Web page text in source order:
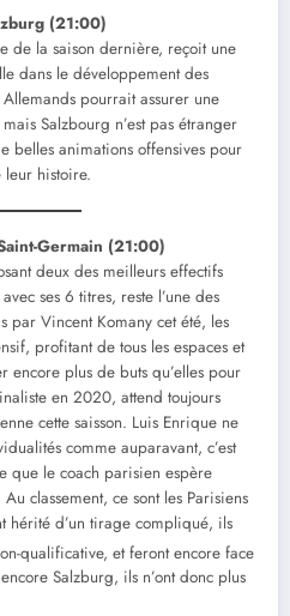
(21:00)
de la saison dernière, reçoit une
dans le développement des
pourrait assurer une
Salzbourg n’est pas étranger
belles animations offensives pour
histoire.
Germain (21:00)
deux des meilleurs effectifs
ses 6 titres, reste l’une des
par Vincent Komany cet été, les
profitant de tous les espaces et
encore plus de buts qu’elles pour
en 2020, attend toujours
cette saisson. Luis Enrique ne
comme auparavant, c’est
que le coach parisien espère
classement, ce sont les Parisiens
hérité d’un tirage compliqué, ils
qualificative, et feront encore face
Salzburg, ils n’ont donc plus